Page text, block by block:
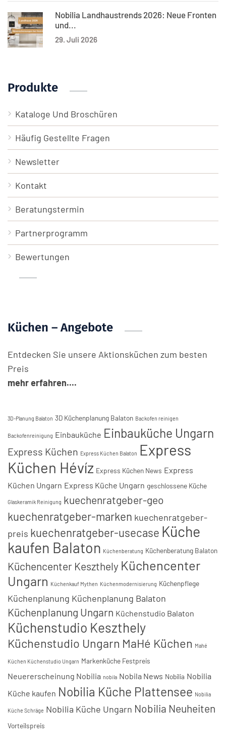
Nobilia Landhaustrends 2026: Neue Fronten
und...
29. Juli 2026
Produkte
Kataloge Und Broschüren
Häufig Gestellte Fragen
Newsletter
Kontakt
Beratungstermin
Partnerprogramm
Bewertungen
Küchen – Angebote
Entdecken Sie unsere Aktionsküchen zum besten
Preis
mehr erfahren....
3D-Planung Balaton 3D Küchenplanung Balaton Backofen reinigen
Backofenreinigung Einbauküche Einbauküche Ungarn
Express Küchen Express Küchen Balaton Express
Küchen Hévíz Express Küchen News Express
Küchen Ungarn Express Küche Ungarn geschlossene Küche
Glaskeramik Reinigung kuechenratgeber-geo
kuechenratgeber-marken kuechenratgeber-
preis kuechenratgeber-usecase Küche
kaufen Balaton Küchenberatung Küchenberatung Balaton
Küchencenter Keszthely Küchencenter
Ungarn Küchenkauf Mythen Küchenmodernisierung Küchenpflege
Küchenplanung Küchenplanung Balaton
Küchenplanung Ungarn Küchenstudio Balaton
Küchenstudio Keszthely
Küchenstudio Ungarn MaHé Küchen Mahé
Küchen Küchenstudio Ungarn Markenküche Festpreis
Neuererscheinung Nobilia nobila Nobila News Nobilia Nobilia
Küche kaufen Nobilia Küche Plattensee Nobilia
Küche Schräge Nobilia Küche Ungarn Nobilia Neuheiten
Vorteilspreis